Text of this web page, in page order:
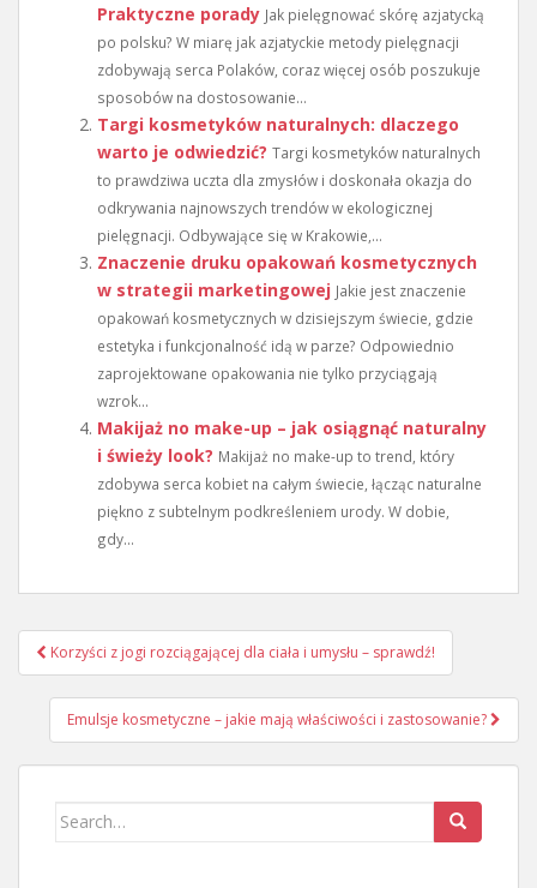
Praktyczne porady Jak pielęgnować skórę azjatycką
po polsku? W miarę jak azjatyckie metody pielęgnacji
zdobywają serca Polaków, coraz więcej osób poszukuje
sposobów na dostosowanie...
Targi kosmetyków naturalnych: dlaczego
warto je odwiedzić? Targi kosmetyków naturalnych
to prawdziwa uczta dla zmysłów i doskonała okazja do
odkrywania najnowszych trendów w ekologicznej
pielęgnacji. Odbywające się w Krakowie,...
Znaczenie druku opakowań kosmetycznych
w strategii marketingowej Jakie jest znaczenie
opakowań kosmetycznych w dzisiejszym świecie, gdzie
estetyka i funkcjonalność idą w parze? Odpowiednio
zaprojektowane opakowania nie tylko przyciągają
wzrok...
Makijaż no make-up – jak osiągnąć naturalny
i świeży look? Makijaż no make-up to trend, który
zdobywa serca kobiet na całym świecie, łącząc naturalne
piękno z subtelnym podkreśleniem urody. W dobie,
gdy...
Nawigacja
wpisu
Korzyści z jogi rozciągającej dla ciała i umysłu – sprawdź!
Emulsje kosmetyczne – jakie mają właściwości i zastosowanie?
Search